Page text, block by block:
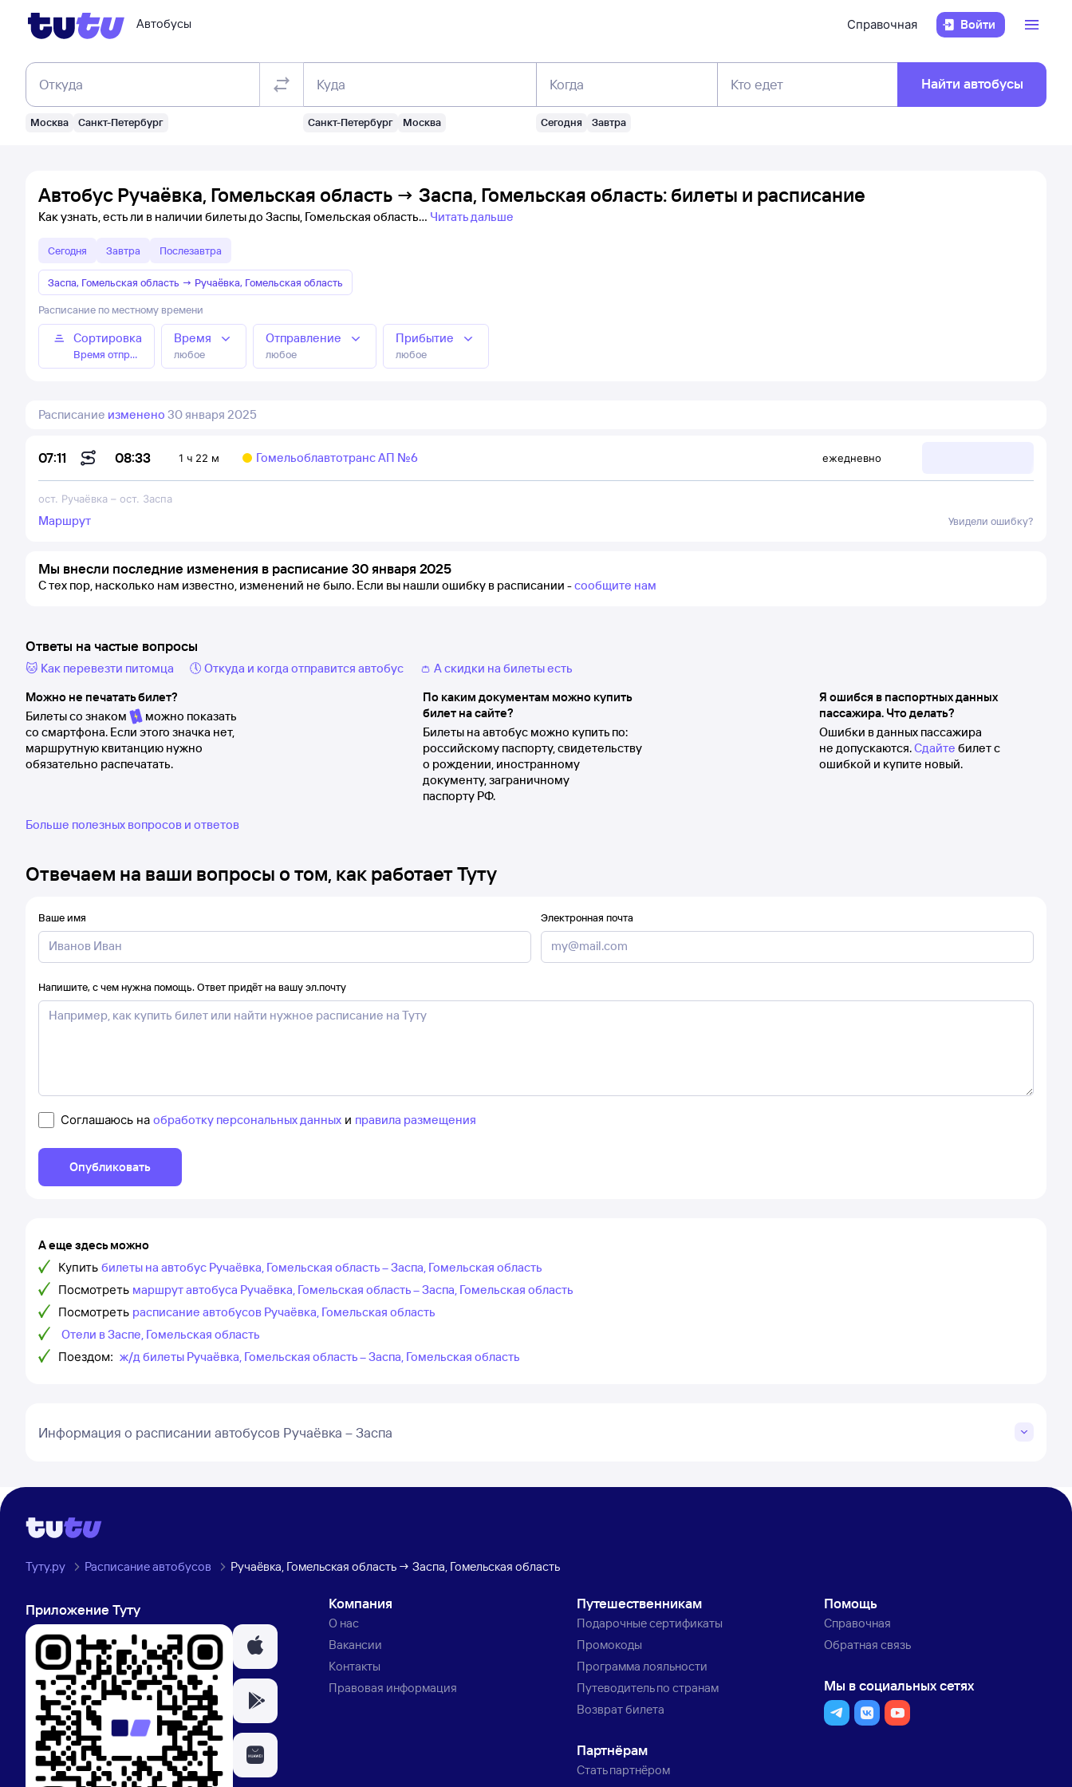
Автобусы Справочная Войти
Откуда
Москва Санкт-Петербург
Куда
Санкт-Петербург Москва
Когда
Сегодня Завтра
Кто едет Найти автобусы
Автобус Ручаёвка, Гомельская область → Заспа, Гомельская область: билеты и расписание
Как узнать, есть ли в наличии билеты до Заспы, Гомельская область Читать дальше
Сегодня Завтра Послезавтра
Заспа, Гомельская область → Ручаёвка, Гомельская область
Расписание по местному времени
Сортировка
Время отправления
Время
любое
Отправление
любое
Прибытие
любое
Расписание изменено 30 января 2025
07:11 08:33 1 ч 22 м Гомельоблавтотранс АП №6 ежедневно
ост. Ручаёвка – ост. Заспа
Маршрут Увидели ошибку?
Мы внесли последние изменения в расписание 30 января 2025
С тех пор, насколько нам известно, изменений не было. Если вы нашли ошибку в расписании -сообщите нам
Ответы на частые вопросы
🐱 Как перевезти питомца 🕔 Откуда и когда отправится автобус
👛 А скидки на билеты есть
Можно не печатать билет?
Билеты со знаком
можно показать
со смартфона. Если этого значка нет,
маршрутную квитанцию нужно
обязательно распечатать.
По каким документам можно купить
билет на сайте?
Билеты на автобус можно купить по:
российскому паспорту, свидетельству
о рождении, иностранному
документу, заграничному
паспорту РФ.
Я ошибся в паспортных данных
пассажира. Что делать?
Ошибки в данных пассажира
не допускаются.Сдайте билет с
ошибкой и купите новый.
Больше полезных вопросов и ответов
Отвечаем на ваши вопросы о том, как работает Туту
Ваше имя Электронная почта
Напишите, с чем нужна помощь. Ответ придёт на вашу эл.почту
Соглашаюсь на обработку персональных данных и правила размещения
Опубликовать
А еще здесь можно
Купить билеты на автобус Ручаёвка, Гомельская область – Заспа, Гомельская область
Посмотреть маршрут автобуса Ручаёвка, Гомельская область – Заспа, Гомельская область
Посмотреть расписание автобусов Ручаёвка, Гомельская область
Отели в Заспе, Гомельская область
Поездом: ж/д билеты Ручаёвка, Гомельская область – Заспа, Гомельская область
Информация о расписании автобусов Ручаёвка – Заспа
Туту.ру Расписание автобусов Ручаёвка, Гомельская область → Заспа, Гомельская область
Приложение Туту Компания
О нас
Вакансии
Контакты
Правовая информация
Путешественникам
Подарочные сертификаты
Промокоды
Программа лояльности
Путеводитель по странам
Возврат билета
Партнёрам
Стать партнёром
Помощь
Справочная
Обратная связь
Мы в социальных сетях